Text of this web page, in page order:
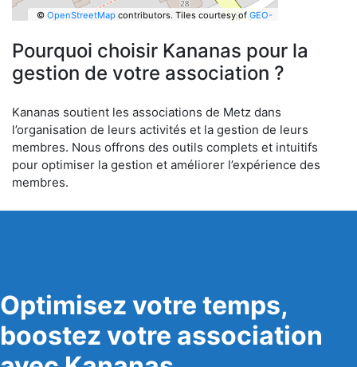
© OpenStreetMapcontributors. Tiles courtesy ofGEO-
Pourquoi choisir Kananas pour la
gestion de votre association ?
Kananas soutient les associations de Metz dans
l’organisation de leurs activités et la gestion de leurs
membres. Nous offrons des outils complets et intuitifs
pour optimiser la gestion et améliorer l’expérience des
membres.
Optimisez votre temps,
boostez votre association